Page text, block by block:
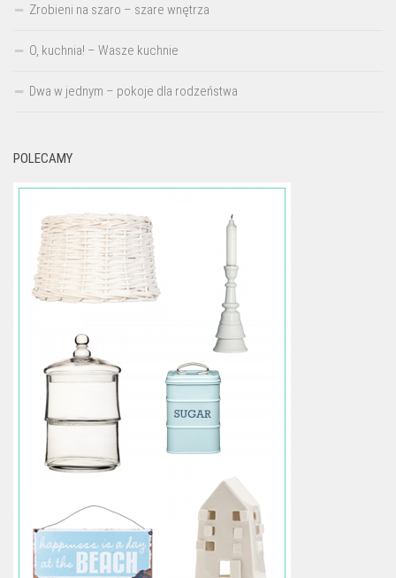
Zrobieni na szaro – szare wnętrza
O, kuchnia! – Wasze kuchnie
Dwa w jednym – pokoje dla rodzeństwa
POLECAMY